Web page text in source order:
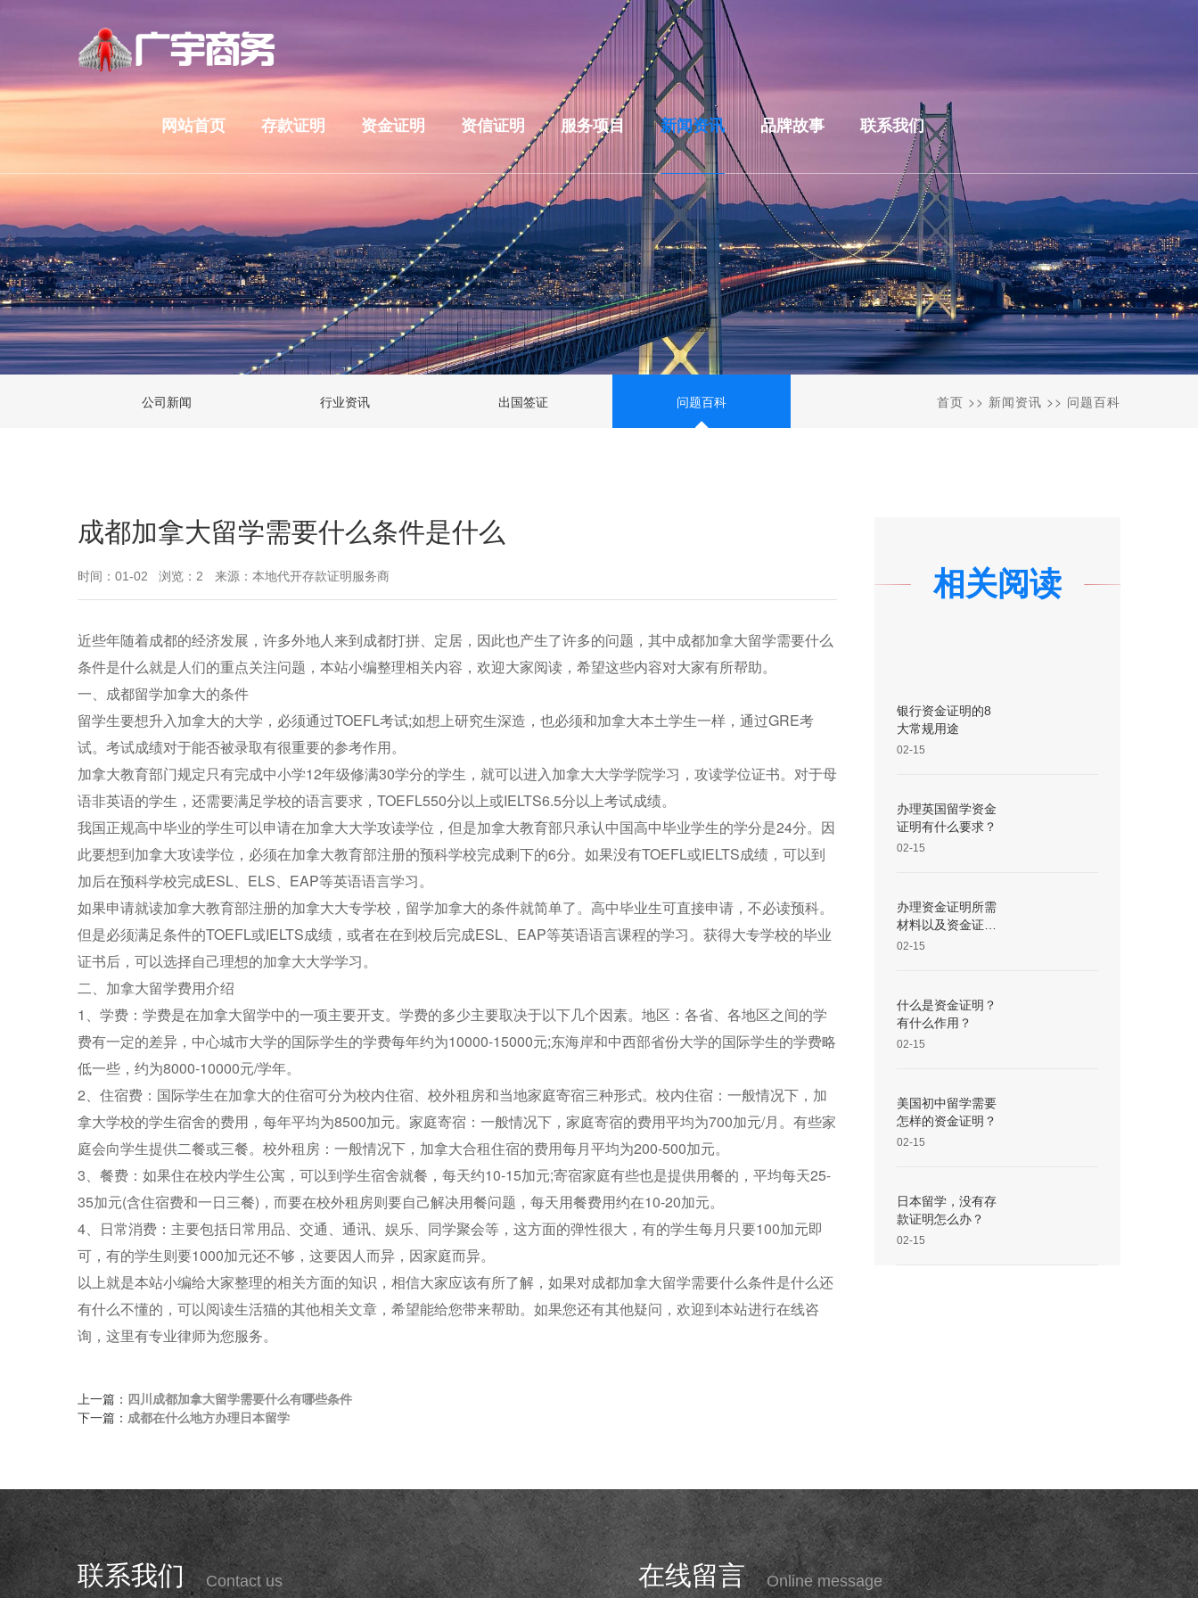
网站首页 存款证明 资金证明 资信证明 服务项目 新闻资讯 品牌故事 联系我们
公司新闻 行业资讯 出国签证 问题百科 首页 >> 新闻资讯 >> 问题百科
成都加拿大留学需要什么条件是什么
时间：01-02 浏览：2 来源：本地代开存款证明服务商
近些年随着成都的经济发展，许多外地人来到成都打拼、定居，因此也产生了许多的问题，其中成都加拿大留学需要什么
条件是什么就是人们的重点关注问题，本站小编整理相关内容，欢迎大家阅读，希望这些内容对大家有所帮助。
一、成都留学加拿大的条件
留学生要想升入加拿大的大学，必须通过TOEFL考试;如想上研究生深造，也必须和加拿大本土学生一样，通过GRE考
试。考试成绩对于能否被录取有很重要的参考作用。
加拿大教育部门规定只有完成中小学12年级修满30学分的学生，就可以进入加拿大大学学院学习，攻读学位证书。对于母
语非英语的学生，还需要满足学校的语言要求，TOEFL550分以上或IELTS6.5分以上考试成绩。
我国正规高中毕业的学生可以申请在加拿大大学攻读学位，但是加拿大教育部只承认中国高中毕业学生的学分是24分。因
此要想到加拿大攻读学位，必须在加拿大教育部注册的预科学校完成剩下的6分。如果没有TOEFL或IELTS成绩，可以到
加后在预科学校完成ESL、ELS、EAP等英语语言学习。
如果申请就读加拿大教育部注册的加拿大大专学校，留学加拿大的条件就简单了。高中毕业生可直接申请，不必读预科。
但是必须满足条件的TOEFL或IELTS成绩，或者在在到校后完成ESL、EAP等英语语言课程的学习。获得大专学校的毕业
证书后，可以选择自己理想的加拿大大学学习。
二、加拿大留学费用介绍
1、学费：学费是在加拿大留学中的一项主要开支。学费的多少主要取决于以下几个因素。地区：各省、各地区之间的学
费有一定的差异，中心城市大学的国际学生的学费每年约为10000-15000元;东海岸和中西部省份大学的国际学生的学费略
低一些，约为8000-10000元/学年。
2、住宿费：国际学生在加拿大的住宿可分为校内住宿、校外租房和当地家庭寄宿三种形式。校内住宿：一般情况下，加
拿大学校的学生宿舍的费用，每年平均为8500加元。家庭寄宿：一般情况下，家庭寄宿的费用平均为700加元/月。有些家
庭会向学生提供二餐或三餐。校外租房：一般情况下，加拿大合租住宿的费用每月平均为200-500加元。
3、餐费：如果住在校内学生公寓，可以到学生宿舍就餐，每天约10-15加元;寄宿家庭有些也是提供用餐的，平均每天25-
35加元(含住宿费和一日三餐)，而要在校外租房则要自己解决用餐问题，每天用餐费用约在10-20加元。
4、日常消费：主要包括日常用品、交通、通讯、娱乐、同学聚会等，这方面的弹性很大，有的学生每月只要100加元即
可，有的学生则要1000加元还不够，这要因人而异，因家庭而异。
以上就是本站小编给大家整理的相关方面的知识，相信大家应该有所了解，如果对成都加拿大留学需要什么条件是什么还
有什么不懂的，可以阅读生活猫的其他相关文章，希望能给您带来帮助。如果您还有其他疑问，欢迎到本站进行在线咨
询，这里有专业律师为您服务。
上一篇： 四川成都加拿大留学需要什么有哪些条件
下一篇： 成都在什么地方办理日本留学
相关阅读
银行资金证明的8
大常规用途
02-15
办理英国留学资金
证明有什么要求？
02-15
办理资金证明所需
材料以及资金证明
的作用
02-15
什么是资金证明？
有什么作用？
02-15
美国初中留学需要
怎样的资金证明？
02-15
日本留学，没有存
款证明怎么办？
02-15
在线留言 Online message
联系我们 Contact us